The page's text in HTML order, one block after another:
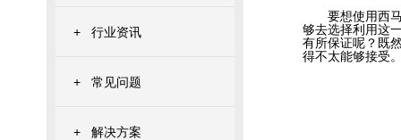
+ 行业资讯
+ 常见问题
+ 解决方案
要想使用西
够去选择利用这
有所保证呢？既
得不太能够接受